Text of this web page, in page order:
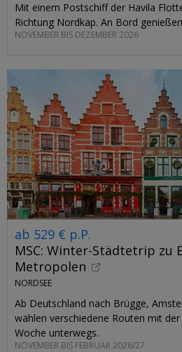
Mit einem Postschiff der Havila
Richtung Nordkap. An Bord
NOVEMBER BIS DEZEMBER 2026
ab 529 € p.P.
MSC: Winter-Städtetrip zu
Metropolen
NORDSEE
Ab Deutschland nach Brügge,
wählen verschiedene Routen mit
Woche unterwegs.
NOVEMBER BIS FEBRUAR 2026/27